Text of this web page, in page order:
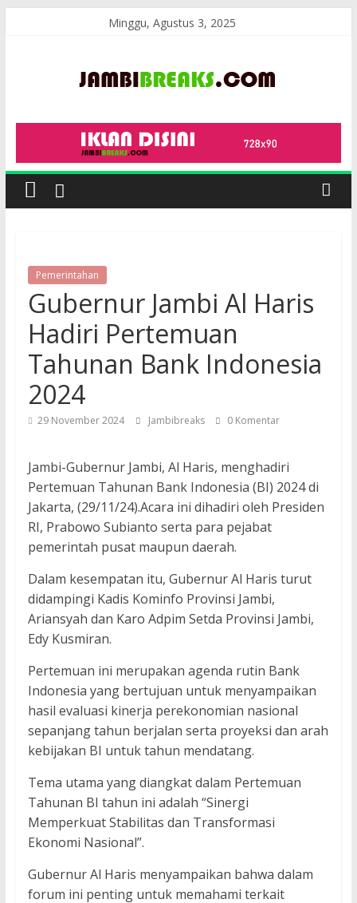
Minggu, Agustus 3, 2025
JambiBreaks
Pemerintahan
Gubernur Jambi Al Haris
Hadiri Pertemuan
Tahunan Bank Indonesia
2024
29 November 2024 Jambibreaks 0 Komentar
Jambi-Gubernur Jambi, Al Haris, menghadiri
Pertemuan Tahunan Bank Indonesia (BI) 2024 di
Jakarta, (29/11/24).Acara ini dihadiri oleh Presiden
RI, Prabowo Subianto serta para pejabat
pemerintah pusat maupun daerah.
Dalam kesempatan itu, Gubernur Al Haris turut
didampingi Kadis Kominfo Provinsi Jambi,
Ariansyah dan Karo Adpim Setda Provinsi Jambi,
Edy Kusmiran.
Pertemuan ini merupakan agenda rutin Bank
Indonesia yang bertujuan untuk menyampaikan
hasil evaluasi kinerja perekonomian nasional
sepanjang tahun berjalan serta proyeksi dan arah
kebijakan BI untuk tahun mendatang.
Tema utama yang diangkat dalam Pertemuan
Tahunan BI tahun ini adalah “Sinergi
Memperkuat Stabilitas dan Transformasi
Ekonomi Nasional”.
Gubernur Al Haris menyampaikan bahwa dalam
forum ini penting untuk memahami terkait